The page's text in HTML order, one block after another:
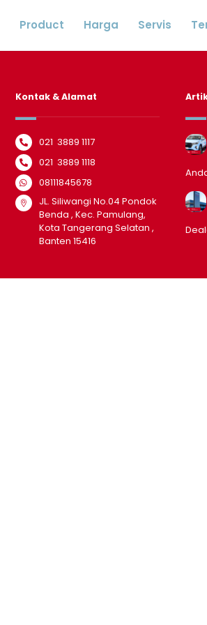
Product Harga Servis
Kontak & Alamat
021 3889 1117
021 3889 1118
08111845678
JL. Siliwangi No.04 Pondok
Benda , Kec. Pamulang,
Kota Tangerang Selatan ,
Banten 15416